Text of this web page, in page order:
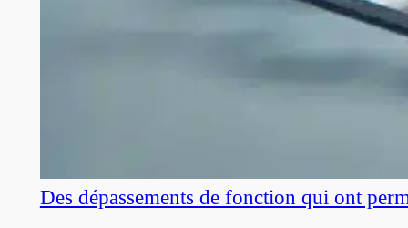
Des dépassements de fonction qui ont